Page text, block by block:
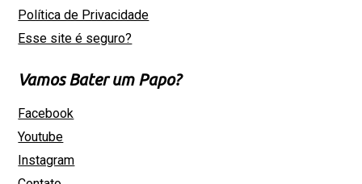
Política de Privacidade
Esse site é seguro?
Vamos Bater um Papo?
Facebook
Youtube
Instagram